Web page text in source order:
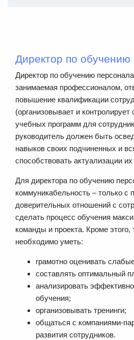
Директор по обучению
Директор по обучению
занимаемая профессионалом,
повышение квалификации
(организовывает и
учебных программ для
руководитель должен быть
навыков своих подчиненных и
способствовать актуализации их
Для директора по обучению
коммуникабельность – только с
доверительных отношений с
сделать процесс обучения
команды и проекта. Кроме этого,
необходимо уметь:
грамотно оценивать
составлять оптимальный
анализировать
обучения;
организовывать тренинги;
общаться с компаниями-
развития сотрудников.